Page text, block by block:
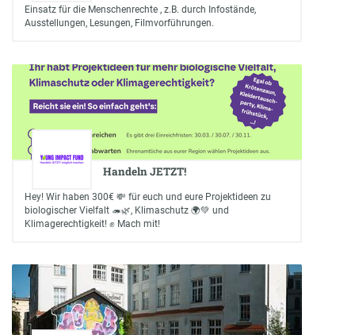
Einsatz für die Menschenrechte , z.B. durch Infostände,
Ausstellungen, Lesungen, Filmvorführungen.
Handeln JETZT!
Hey! Wir haben 300€ 💸 für euch und eure Projektideen zu
biologischer Vielfalt 🦔🌿, Klimaschutz 🌍💚 und
Klimagerechtigkeit! ✊ Mach mit!